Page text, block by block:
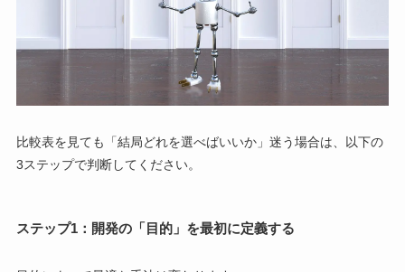
比較表を見ても「結局どれを選べばいいか」迷う場合は、以下の
3ステップで判断してください。
ステップ1：開発の「目的」を最初に定義する